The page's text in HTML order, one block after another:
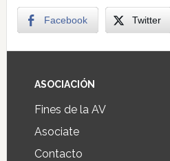
Facebook Twitter
ASOCIACIÓN
Fines de la AV
Asociate
Contacto